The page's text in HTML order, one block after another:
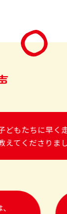
どもたちに早く
えてくださりまし
、